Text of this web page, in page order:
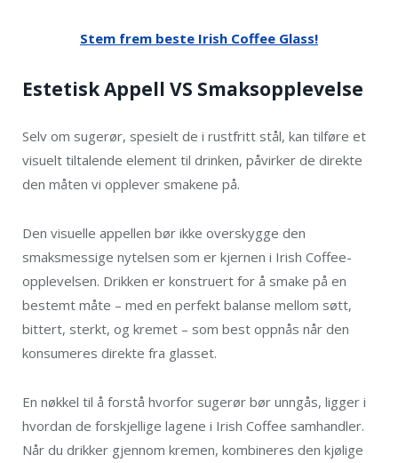
Stem frem beste Irish Coffee Glass!
Estetisk Appell VS Smaksopplevelse
Selv om sugerør, spesielt de i rustfritt stål, kan tilføre et
visuelt tiltalende element til drinken, påvirker de direkte
den måten vi opplever smakene på.
Den visuelle appellen bør ikke overskygge den
smaksmessige nytelsen som er kjernen i Irish Coffee-
opplevelsen. Drikken er konstruert for å smake på en
bestemt måte – med en perfekt balanse mellom søtt,
bittert, sterkt, og kremet – som best oppnås når den
konsumeres direkte fra glasset.
En nøkkel til å forstå hvorfor sugerør bør unngås, ligger i
hvordan de forskjellige lagene i Irish Coffee samhandler.
Når du drikker gjennom kremen, kombineres den kjølige